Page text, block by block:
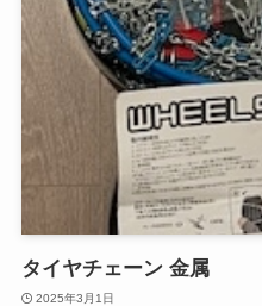
タイヤチェーン 金属
2025年3月1日